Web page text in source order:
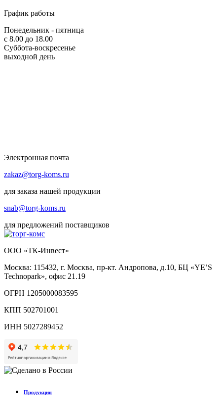
График работы
Понедельник - пятница
с 8.00 до 18.00
Суббота-воскресенье
выходной день
Электронная почта
zakaz@torg-koms.ru
для заказа нашей продукции
snab@torg-koms.ru
для предложений поставщиков
ООО «ТК-Инвест»
Москва: 115432, г. Москва, пр-кт. Андропова, д.10, БЦ «YE’S
Technopark», офис 21.19
ОГРН 1205000083595
КПП 502701001
ИНН 5027289452
Продукция